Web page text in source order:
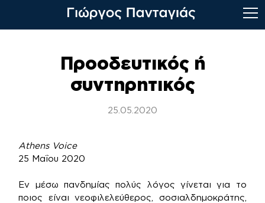
Προοδευτικός ή
συντηρητικός
25.05.2020
Athens Voice
25 Μαΐου 2020
Εν μέσω πανδημίας πολύς λόγος γίνεται για το
ποιος είναι νεοφιλελεύθερος, σοσιαλδημοκράτης,